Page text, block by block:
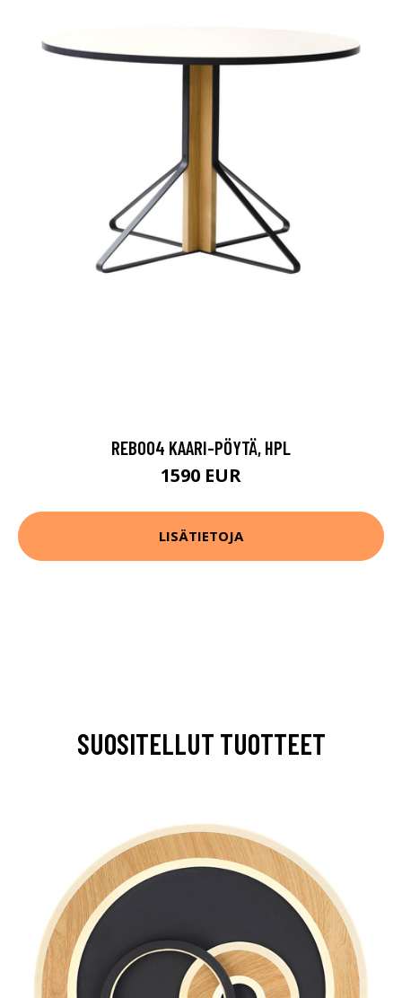
REB004 KAARI-PÖYTÄ, HPL
1590 EUR
LISÄTIETOJA
SUOSITELLUT TUOTTEET